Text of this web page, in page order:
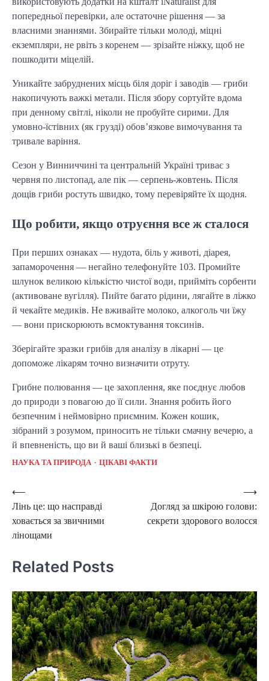
попередньої перевірки, але остаточне рішення — за
власними знаннями. Збирайте тільки молоді, міцні
екземпляри, не рвіть з коренем — зрізайте ніжку, щоб не
пошкодити міцелій.
Уникайте забруднених місць біля доріг і заводів — гриби
накопичують важкі метали. Після збору сортуйте вдома
при денному світлі, ніколи не пробуйте сирими. Для
умовно-їстівних (як грузді) обов’язкове вимочування та
тривале варіння.
Сезон у Винниччині та центральній Україні триває з
червня по листопад, але пік — серпень-жовтень. Після
дощів гриби ростуть швидко, тому перевіряйте їх щодня.
Що робити, якщо отруєння все ж сталося
При перших ознаках — нудота, біль у животі, діарея,
запаморочення — негайно телефонуйте 103. Промийте
шлунок великою кількістю чистої води, прийміть сорбенти
(активоване вугілля). Пийте багато рідини, лягайте в ліжко
й чекайте медиків. Не вживайте молоко, алкоголь чи їжу
— вони прискорюють всмоктування токсинів.
Зберігайте зразки грибів для аналізу в лікарні — це
допоможе лікарям точно визначити отруту.
Грибне полювання — це захоплення, яке поєднує любов
до природи з повагою до її сили. Знання робить його
безпечним і неймовірно приємним. Кожен кошик,
зібраний з розумом, приносить не тільки смачну вечерю, а
й впевненість, що ви й ваші близькі в безпеці.
НАУКА ТА ПРИРОДА ЦІКАВІ ФАКТИ
Post
navigation
⟵
Лінь це: що насправді
ховається за звичними
лінощами
Догляд за шкірою голови:
секрети здорового волосся
⟶
Related Posts